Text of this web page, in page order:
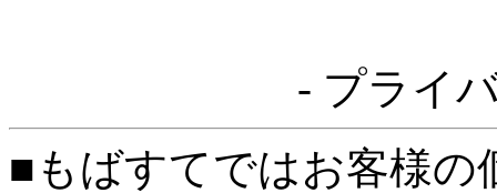
- プライ
■もばすてではお客様の